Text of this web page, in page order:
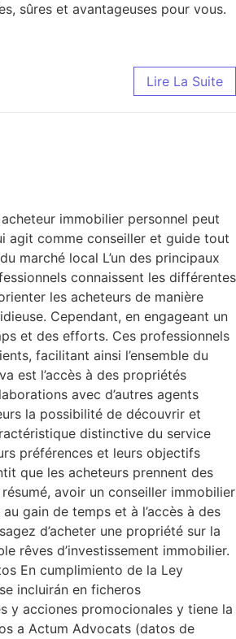
sûres et avantageuses pour vous.
Lire La Suite
immobilier personnel peut
agit comme conseiller et guide tout
marché local L’un des principaux
connaissent les différentes
les acheteurs de manière
Cependant, en engageant un
et des efforts. Ces professionnels
facilitant ainsi l’ensemble du
est l’accès à des propriétés
avec d’autres agents
la possibilité de découvrir et
distinctive du service
préférences et leurs objectifs
que les acheteurs prennent des
avoir un conseiller immobilier
gain de temps et à l’accès à des
d’acheter une propriété sur la
rêves d’investissement immobilier.
En cumplimiento de la Ley
incluirán en ficheros
y acciones promocionales y tiene la
a Actum Advocats (datos de